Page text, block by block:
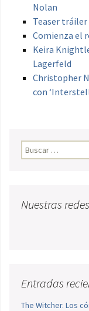
Nolan
Teaser tráiler
Comienza el
Keira
Lagerfeld
Christopher
con
Buscar:
Nuestras
Entradas
The Witcher. Los